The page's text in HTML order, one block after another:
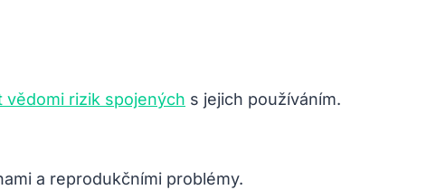
vědomi rizik spojených s jejich používáním.
a reprodukčními problémy.